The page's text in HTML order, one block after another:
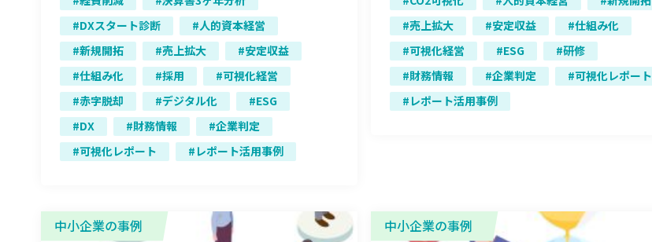
DXスタート診断
人的資本経営
新規開拓
売上拡大
安定収益
仕組み化
採用
可視化経営
赤字脱却
デジタル化
ESG
DX
財務情報
企業判定
可視化レポート
レポート活用事例
売上拡大
安定収益
仕組み化
可視化経営
ESG
研修
財務情報
企業判定
可視化レポート
レポート活用事例
中小企業の事例 中小企業の事例